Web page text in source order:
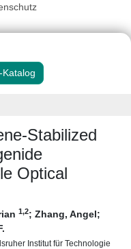
Katalog
Stabilized
Optical
1,2; Zhang, Angel;
Institut für Technologie